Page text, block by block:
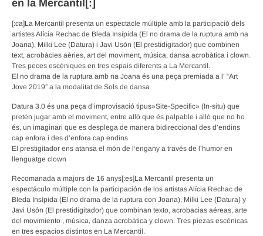
en la Mercantil[:]
[:ca]La Mercantil presenta un espectacle múltiple amb la participació dels
artistes Alícia Rechac de Bleda Insípida (El no drama de la ruptura amb na
Joana), Milki Lee (Datura) i Javi Usón (El prestidigitador) que combinen
text, acrobàcies aèries, art del moviment, música, dansa acrobàtica i clown.
Tres peces escèniques en tres espais diferents a La Mercantil.
El no drama de la ruptura amb na Joana és una peça premiada a l’ “Art
Jove 2019” a la modalitat de Sols de dansa
Datura 3.0 és una peça d’improvisació tipus»Site-Specific» (In-situ) que
pretén jugar amb el moviment, entre allò que és palpable i allò que no ho
és, un imaginari que es desplega de manera bidireccional des d’endins
cap enfora i des d’enfora cap endins
El prestigitador ens atansa el món de l‘engany a través de l’humor en
llenguatge clown
Recomanada a majors de 16 anys[:es]La Mercantil presenta un
espectáculo múltiple con la participación de los artistas Alícia Rechac de
Bleda Insípida (El no drama de la ruptura con Joana), Milki Lee (Datura) y
Javi Usón (El prestidigitador) que combinan texto, acrobacias aéreas, arte
del movimiento , música, danza acrobática y clown. Tres piezas escénicas
en tres espacios distintos en La Mercantil.